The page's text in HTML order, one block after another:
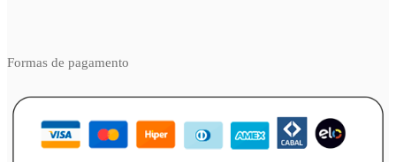
Formas de pagamento